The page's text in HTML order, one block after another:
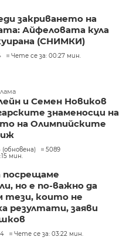
закриването на
Айфеловата кула
(СНИМКИ)
Чете се за: 00:27 мин.
и Семен Новиков
знаменосци на
на Олимпийските
(обновена)
5089
мин.
посрещаме
но е по-важно да
тези, които не
резултати, заяви
Чете се за: 03:22 мин.